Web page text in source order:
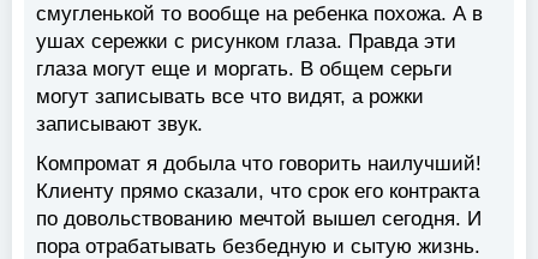
смугленькой то вообще на ребенка похожа. А в
ушах сережки с рисунком глаза. Правда эти
глаза могут еще и моргать. В общем серьги
могут записывать все что видят, а рожки
записывают звук.
Компромат я добыла что говорить наилучший!
Клиенту прямо сказали, что срок его контракта
по довольствованию мечтой вышел сегодня. И
пора отрабатывать безбедную и сытую жизнь.